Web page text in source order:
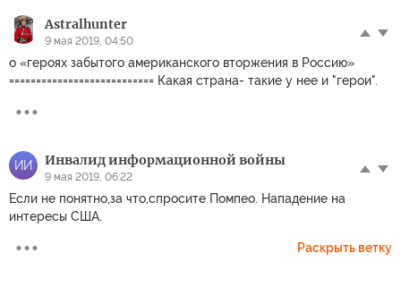
Astralhunter
9 мая 2019, 04:50
о «героях забытого американского вторжения в Россию»
=========================== Какая страна- такие у нее и "герои".
ИИ Инвалид информационной войны
9 мая 2019, 06:22
Если не понятно,за что,спросите Помпео. Нападение на
интересы США.
Раскрыть ветку